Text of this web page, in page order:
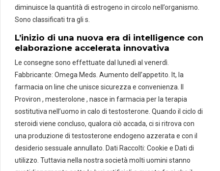
diminuisce la quantità di estrogeno in circolo nell’organismo.
Sono classificati tra gli s.
L’inizio di una nuova era di intelligence con
elaborazione accelerata innovativa
Le consegne sono effettuate dal lunedì al venerdì.
Fabbricante: Omega Meds. Aumento dell’appetito. It, la
farmacia on line che unisce sicurezza e convenienza. Il
Proviron , mesterolone , nasce in farmacia per la terapia
sostitutiva nell’uomo in calo di testosterone. Quando il ciclo di
steroidi viene concluso, qualora ciò accada, ci si ritrova con
una produzione di testosterone endogeno azzerata e con il
desiderio sessuale annullato. Dati Raccolti: Cookie e Dati di
utilizzo. Tuttavia nella nostra società molti uomini stanno